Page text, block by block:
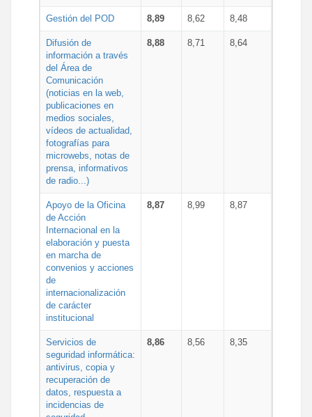
Gestión del POD 8,89 8,62 8,48
Difusión de
información a través
del Área de
Comunicación
(noticias en la web,
publicaciones en
medios sociales,
vídeos de actualidad,
fotografías para
microwebs, notas de
prensa, informativos
de radio...)
8,88 8,71 8,64
Apoyo de la Oficina
de Acción
Internacional en la
elaboración y puesta
en marcha de
convenios y acciones
de
internacionalización
de carácter
institucional
8,87 8,99 8,87
Servicios de
seguridad informática:
antivirus, copia y
recuperación de
datos, respuesta a
incidencias de
8,86 8,56 8,35